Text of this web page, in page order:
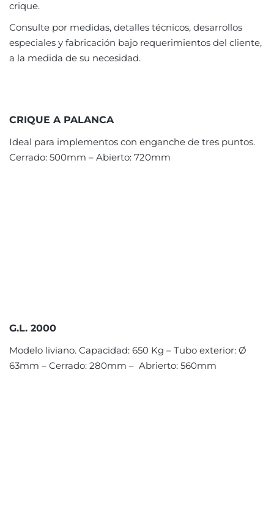
crique.
Consulte por medidas, detalles técnicos, desarrollos
especiales y fabricación bajo requerimientos del cliente,
a la medida de su necesidad.
CRIQUE A PALANCA
Ideal para implementos con enganche de tres puntos.
Cerrado: 500mm – Abierto: 720mm
G.L. 2000
Modelo liviano. Capacidad: 650 Kg – Tubo exterior: Ø
63mm – Cerrado: 280mm – Abrierto: 560mm